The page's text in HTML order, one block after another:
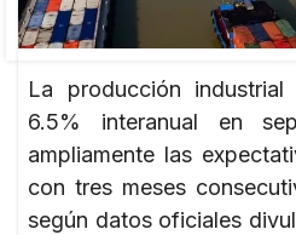
La producción
6.5% interanual en
ampliamente las
con tres meses
según datos oficiales